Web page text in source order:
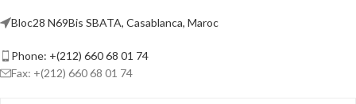
Bloc28 N69Bis SBATA, Casablanca, Maroc
Phone: +(212) 660 68 01 74
Fax: +(212) 660 68 01 74